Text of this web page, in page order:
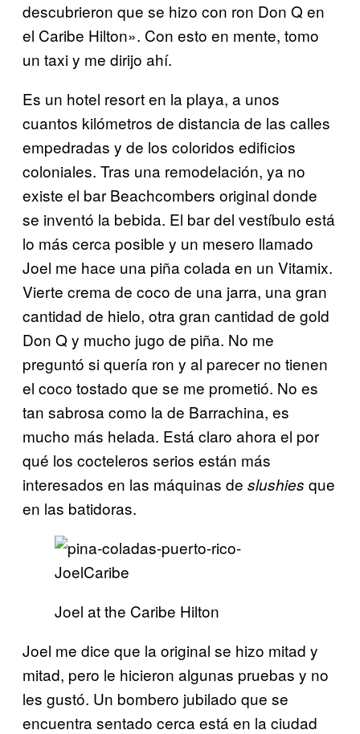
descubrieron que se hizo con ron Don Q en
el Caribe Hilton». Con esto en mente, tomo
un taxi y me dirijo ahí.
Es un hotel resort en la playa, a unos
cuantos kilómetros de distancia de las calles
empedradas y de los coloridos edificios
coloniales. Tras una remodelación, ya no
existe el bar Beachcombers original donde
se inventó la bebida. El bar del vestíbulo está
lo más cerca posible y un mesero llamado
Joel me hace una piña colada en un Vitamix.
Vierte crema de coco de una jarra, una gran
cantidad de hielo, otra gran cantidad de gold
Don Q y mucho jugo de piña. No me
preguntó si quería ron y al parecer no tienen
el coco tostado que se me prometió. No es
tan sabrosa como la de Barrachina, es
mucho más helada. Está claro ahora el por
qué los cocteleros serios están más
interesados en las máquinas de slushies que
en las batidoras.
Joel at the Caribe Hilton
Joel me dice que la original se hizo mitad y
mitad, pero le hicieron algunas pruebas y no
les gustó. Un bombero jubilado que se
encuentra sentado cerca está en la ciudad